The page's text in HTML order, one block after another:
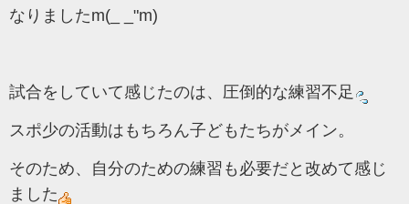
なりましたm(_ _"m)
試合をしていて感じたのは、圧倒的な練習不足
スポ少の活動はもちろん子どもたちがメイン。
そのため、自分のための練習も必要だと改めて感じ
ました